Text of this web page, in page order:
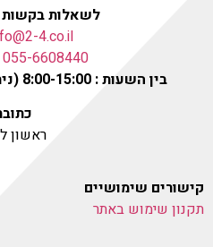
לשאלות בקשות
4.co.il
055-6608440
בין השעות : 8:00-15:00 (ניתן לשלוח גם וואטסאפ)
ראשון
קישורים שימושיים
תקנון שימוש באתר